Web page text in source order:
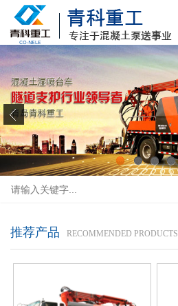
1 2 3 4
推荐产品 RECOMMENDED PRODUCTS